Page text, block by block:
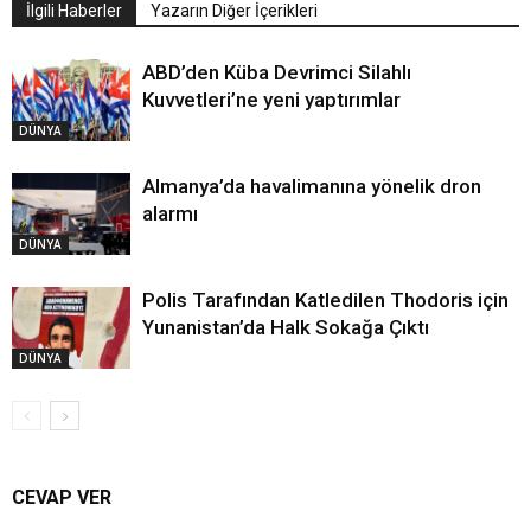
İlgili Haberler Yazarın Diğer İçerikleri
DÜNYA
ABD’den Küba Devrimci Silahlı
Kuvvetleri’ne yeni yaptırımlar
DÜNYA
Almanya’da havalimanına yönelik dron
alarmı
DÜNYA
Polis Tarafından Katledilen Thodoris için
Yunanistan’da Halk Sokağa Çıktı
CEVAP VER